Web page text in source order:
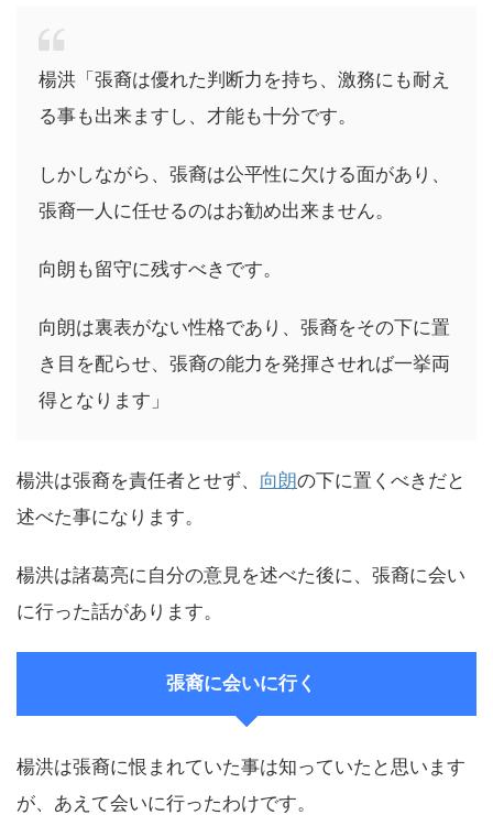
楊洪「張裔は優れた判断力を持ち、激務にも耐え
る事も出来ますし、才能も十分です。
しかしながら、張裔は公平性に欠ける面があり、
張裔一人に任せるのはお勧め出来ません。
向朗も留守に残すべきです。
向朗は裏表がない性格であり、張裔をその下に置
き目を配らせ、張裔の能力を発揮させれば一挙両
得となります」
楊洪は張裔を責任者とせず、 向朗の下に置くべきだと
述べた事になります。
楊洪は諸葛亮に自分の意見を述べた後に、張裔に会い
に行った話があります。
張裔に会いに行く
楊洪は張裔に恨まれていた事は知っていたと思います
が、あえて会いに行ったわけです。